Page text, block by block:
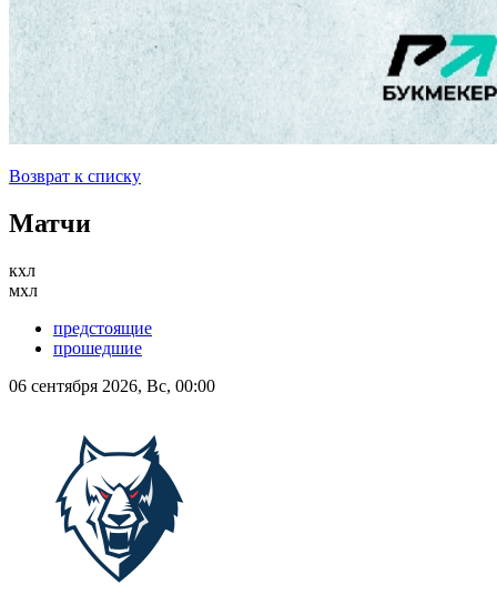
Возврат к списку
Матчи
кхл
мхл
предстоящие
прошедшие
06 сентября 2026, Вс, 00:00